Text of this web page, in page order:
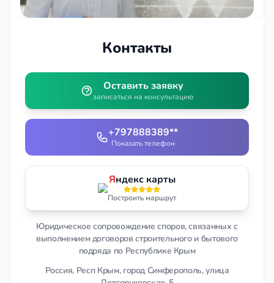
Контакты
Оставить заявку
записаться на консультацию
+797888389**
Показать телефон
Яндекс карты
Построить маршрут
Юридическое сопровождение споров, связанных с
выполнением договоров строительного и бытового
подряда по Республике Крым
Россия, Респ Крым, город Симферополь, улица